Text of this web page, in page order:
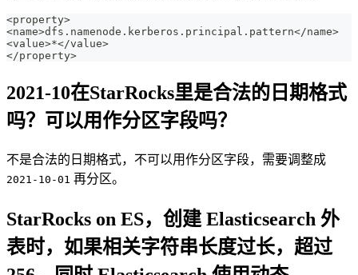
<property>
<name>dfs.namenode.kerberos.principal.pattern</name>
<value>*</value>
</property>
2021-10在StarRocks里是合法的日期格式
吗？可以用作分区字段吗？
不是合法的日期格式，不可以用作分区字段，需要调整成
2021-10-01 再分区。
StarRocks on ES，创建 Elasticsearch 外
表时，如果相关字符串长度过长，超过